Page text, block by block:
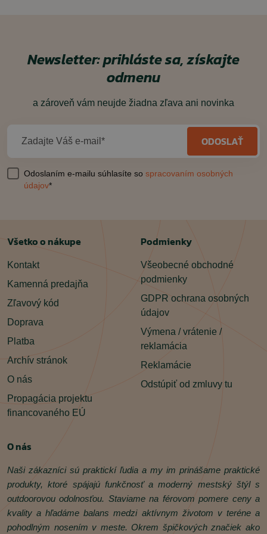
Newsletter: prihláste sa, získajte
odmenu
a zároveň vám neujde žiadna zľava ani novinka
Zadajte Váš e-mail* ODOSLAŤ
Odoslaním e-mailu súhlasíte so spracovaním osobných
údajov*
Všetko o nákupe
Kontakt
Kamenná predajňa
Zľavový kód
Doprava
Platba
Archív stránok
O nás
Propagácia projektu
financovaného EÚ
Podmienky
Všeobecné obchodné
podmienky
GDPR ochrana osobných
údajov
Výmena / vrátenie /
reklamácia
Reklamácie
Odstúpiť od zmluvy tu
O nás
Naši zákazníci sú praktickí ľudia a my im prinášame praktické
produkty, ktoré spájajú funkčnosť a moderný mestský štýl s
outdoorovou odolnosťou. Staviame na férovom pomere ceny a
kvality a hľadáme balans medzi aktívnym životom v teréne a
pohodlným nosením v meste. Okrem špičkových značiek ako